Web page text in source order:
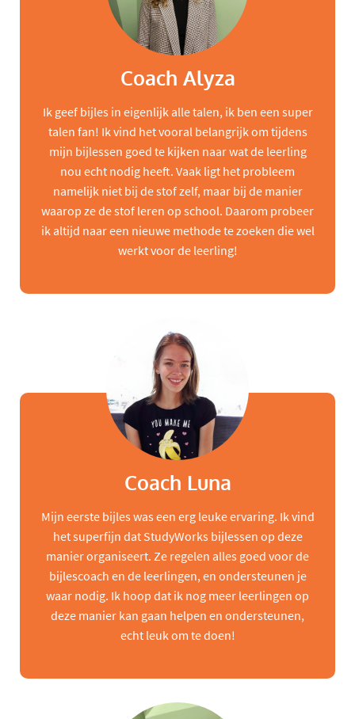
Coach Alyza
Ik geef bijles in eigenlijk alle talen, ik ben een super
talen fan! Ik vind het vooral belangrijk om tijdens
mijn bijlessen goed te kijken naar wat de leerling
nou echt nodig heeft. Vaak ligt het probleem
namelijk niet bij de stof zelf, maar bij de manier
waarop ze de stof leren op school. Daarom probeer
ik altijd naar een nieuwe methode te zoeken die wel
werkt voor de leerling!
Coach Luna
Mijn eerste bijles was een erg leuke ervaring. Ik vind
het superfijn dat StudyWorks bijlessen op deze
manier organiseert. Ze regelen alles goed voor de
bijlescoach en de leerlingen, en ondersteunen je
waar nodig. Ik hoop dat ik nog meer leerlingen op
deze manier kan gaan helpen en ondersteunen,
echt leuk om te doen!